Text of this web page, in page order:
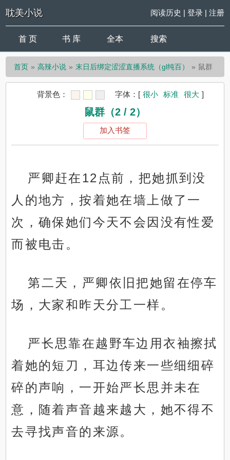
耽美小说 阅读历史 | 登录| 注册
首 页 书 库 全本 搜索
首页 高辣小说 末日后绑定涩涩直播系统（gl纯百） 鼠群
背景色： 字体： [ 很小 标准 很大 ]
鼠群（2 / 2）
加入书签
严卿赶在12点前，把她抓到没
人的地方，按着她在墙上做了一
次，确保她们今天不会因没有性爱
而被电击。
第二天，严卿依旧把她留在停车
场，大家和昨天分工一样。
严长思靠在越野车边用衣袖擦拭
着她的短刀，耳边传来一些细细碎
碎的声响，一开始严长思并未在
意，随着声音越来越大，她不得不
去寻找声音的来源。